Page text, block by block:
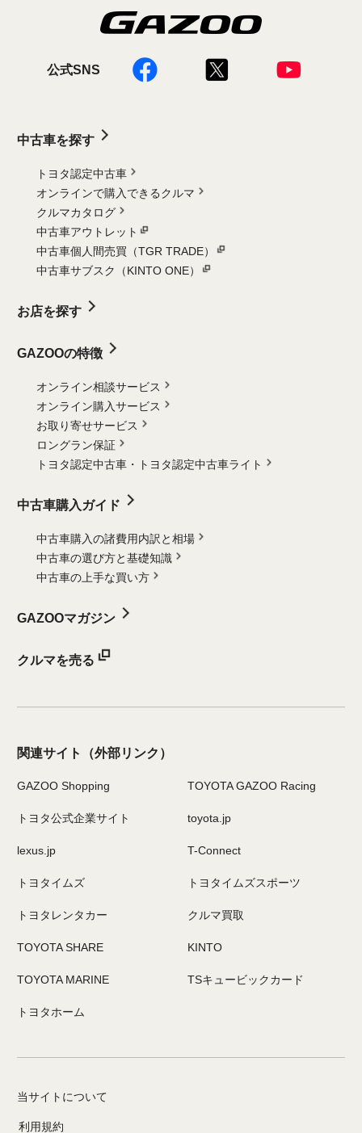
公式SNS
中古車を探す
トヨタ認定中古車
オンラインで購入できるクルマ
クルマカタログ
中古車アウトレット
中古車個人間売買（TGR TRADE）
中古車サブスク（KINTO ONE）
お店を探す
GAZOOの特徴
オンライン相談サービス
オンライン購入サービス
お取り寄せサービス
ロングラン保証
トヨタ認定中古車・
トヨタ認定中古車ライト
中古車購入ガイド
中古車購入の諸費用内訳と相場
中古車の選び方と基礎知識
中古車の上手な買い方
GAZOOマガジン
クルマを売る
関連サイト （外部リンク）
GAZOO Shopping TOYOTA GAZOO Racing
トヨタ公式企業サイト toyota.jp
lexus.jp T-Connect
トヨタイムズ トヨタイムズスポーツ
トヨタレンタカー クルマ買取
TOYOTA SHARE KINTO
TOYOTA MARINE TSキュービックカード
トヨタホーム
当サイトについて
利用規約